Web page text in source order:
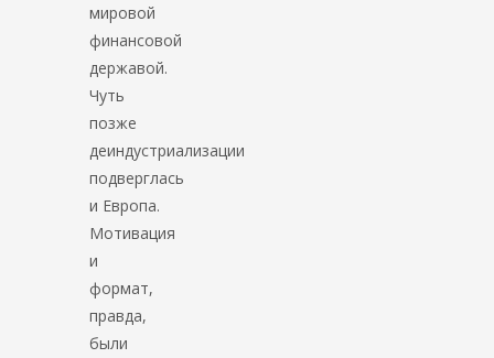
мировой
финансовой
державой.
Чуть
позже
деиндустриализации
подверглась
и Европа.
Мотивация
и
формат,
правда,
были